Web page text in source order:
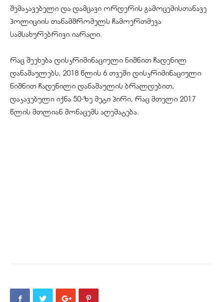
შემაკავებელი და დამცავი ორდერის გამოცემისთანავე
პოლიციის თანამშრომელს ჩამოერთმევა
სამსახურებრივი იარაღი.
რაც შეეხება დისკრიმინაციული ნიშნით ჩადენილ
დანაშაულებს, 2018 წლის 6 თვეში დისკრიმინაციული
ნიშნით ჩადენილი დანაშაულის ბრალდებით,
დაკავებული იქნა 50-ზე მეტი პირი, რაც მთელი 2017
წლის მთლიან მონაცემს აღემატება.